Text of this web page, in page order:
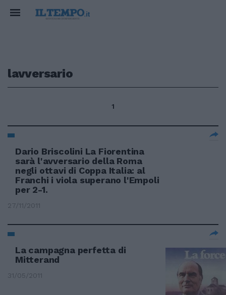
lavversario
1
Dario Briscolini La Fiorentina
sarà l'avversario della Roma
negli ottavi di Coppa Italia: al
Franchi i viola superano l'Empoli
per 2-1.
27/11/2011
La campagna perfetta di
Mitterand
31/05/2011